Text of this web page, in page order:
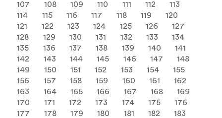
107
108 109 110 111 112
113
114
115 116 117 118 119
120
121
122 123 124 125 126
127
128
129 130 131 132 133
134
135
136 137 138 139 140
141
142
143 144 145 146 147
148
149
150 151 152 153 154
155
156
157 158 159 160 161
162
163
164 165 166 167 168
169
170
171 172 173 174 175
176
177
178 179 180 181 182
183